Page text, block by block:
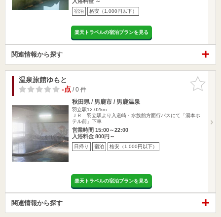
宿泊 格安（1,000円以下）
楽天トラベルの宿泊プランを見る
関連情報から探す
お気に入
りに追加
温泉旅館ゆもと
-点/ 0 件
秋田県 / 男鹿市 / 男鹿温泉
羽立駅12.02km
ＪＲ 羽立駅より入道崎・水族館方面行バスにて「湯本ホ
テル前」下車
営業時間 15:00～22:00
入浴料金 800円～
日帰り 宿泊 格安（1,000円以下）
楽天トラベルの宿泊プランを見る
関連情報から探す